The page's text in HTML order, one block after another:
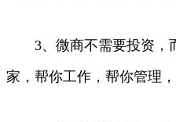
3、微商不需要投资，
家，帮你工作，帮你管理